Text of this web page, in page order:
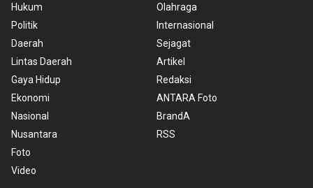
Hukum
Politik
Daerah
Lintas Daerah
Gaya Hidup
Ekonomi
Nasional
Nusantara
Foto
Video
Olahraga
Internasional
Sejagat
Artikel
Redaksi
ANTARA Foto
BrandA
RSS